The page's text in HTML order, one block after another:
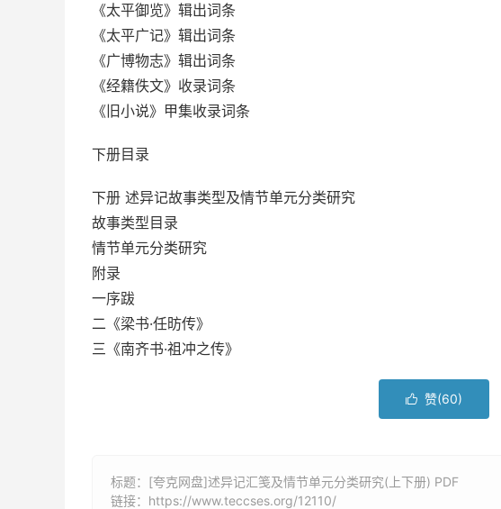
《太平御览》辑出词条
《太平广记》辑出词条
《广博物志》辑出词条
《经籍佚文》收录词条
《旧小说》甲集收录词条
下册目录
下册 述异记故事类型及情节单元分类研究
故事类型目录
情节单元分类研究
附录
一序跋
二《梁书·任昉传》
三《南齐书·祖冲之传》
 赞(60)
标题：[夸克网盘]述异记汇笺及情节单元分类研究(上下册) PDF
链接： https://www.teccses.org/12110/